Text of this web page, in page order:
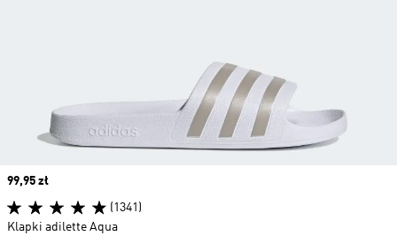
Price
99,95 zł
(1341)
Klapki adilette Aqua